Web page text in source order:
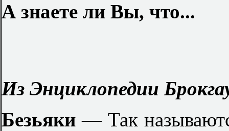
А знаете ли Вы, что...
Из Энциклопедии
Безьяки— Так